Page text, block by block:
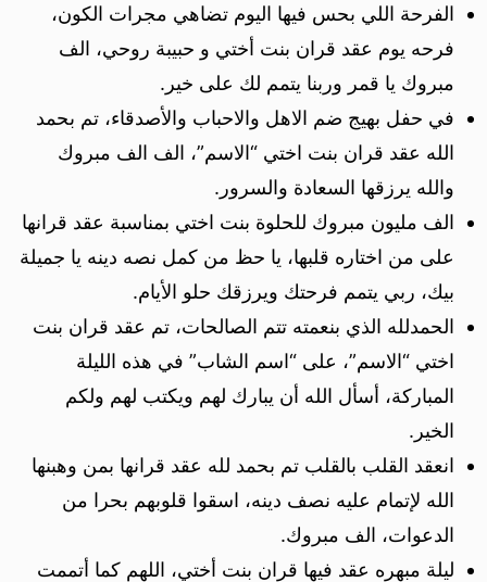
الفرحة اللي بحس فيها اليوم تضاهي مجرات الكون،
فرحه يوم عقد قران بنت أختي و حبيبة روحي، الف
مبروك يا قمر وربنا يتمم لك على خير.
في حفل بهيج ضم الاهل والاحباب والأصدقاء، تم بحمد
الله عقد قران بنت اختي “الاسم”، الف الف مبروك
والله يرزقها السعادة والسرور.
الف مليون مبروك للحلوة بنت اختي بمناسبة عقد قرانها
على من اختاره قلبها، يا حظ من كمل نصه دينه يا جميلة
بيك، ربي يتمم فرحتك ويرزقك حلو الأيام.
الحمدلله الذي بنعمته تتم الصالحات، تم عقد قران بنت
اختي “الاسم”، على “اسم الشاب” في هذه الليلة
المباركة، أسأل الله أن يبارك لهم ويكتب لهم ولكم
الخير.
انعقد القلب بالقلب تم بحمد لله عقد قرانها بمن وهبنها
الله لإتمام عليه نصف دينه، اسقوا قلوبهم بحرا من
الدعوات، الف مبروك.
ليلة مبهره عقد فيها قران بنت أختي، اللهم كما أتممت